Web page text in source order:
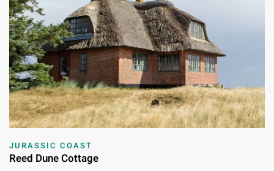
JURASSIC COAST
Reed Dune Cottage